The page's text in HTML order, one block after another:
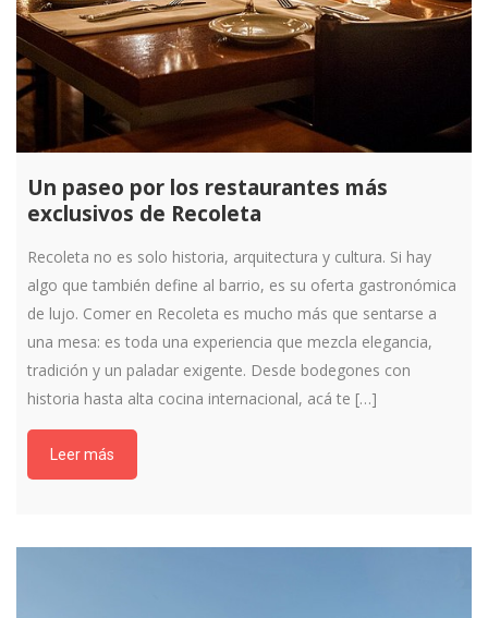
Un paseo por los restaurantes más
exclusivos de Recoleta
Recoleta no es solo historia, arquitectura y cultura. Si hay
algo que también define al barrio, es su oferta gastronómica
de lujo. Comer en Recoleta es mucho más que sentarse a
una mesa: es toda una experiencia que mezcla elegancia,
tradición y un paladar exigente. Desde bodegones con
historia hasta alta cocina internacional, acá te […]
Leer más